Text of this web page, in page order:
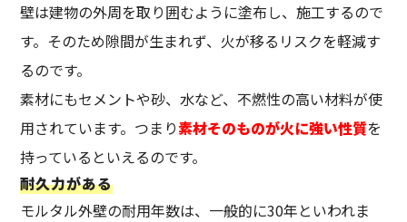
壁は建物の外周を取り囲むように塗布し、施工するので
す。そのため隙間が生まれず、火が移るリスクを軽減す
るのです。
素材にもセメントや砂、水など、不燃性の高い材料が使
用されています。つまり素材そのものが火に強い性質を
持っているといえるのです。
耐久力がある
モルタル外壁の耐用年数は、一般的に30年といわれま